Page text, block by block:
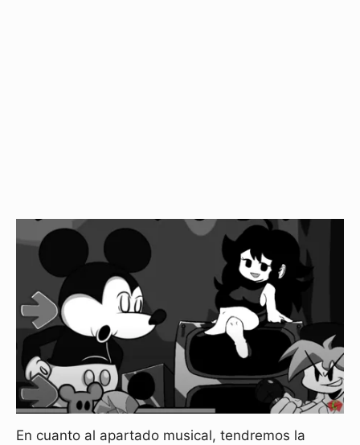
En cuanto al apartado musical, tendremos la